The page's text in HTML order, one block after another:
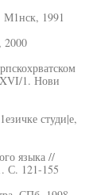
М1нск, 1991
2000
1. Нови
студи|е,
языка //
С. 121-155